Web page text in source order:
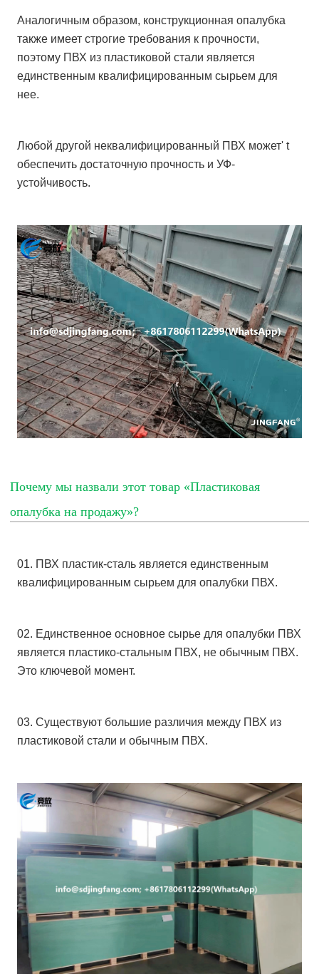
Аналогичным образом, конструкционная опалубка
также имеет строгие требования к прочности,
поэтому ПВХ из пластиковой стали является
единственным квалифицированным сырьем для
нее.
Любой другой неквалифицированный ПВХ может' t
обеспечить достаточную прочность и УФ-
устойчивость.
Почему мы назвали этот товар «Пластиковая
опалубка на продажу»?
01. ПВХ пластик-сталь является единственным
квалифицированным сырьем для опалубки ПВХ.
02. Единственное основное сырье для опалубки ПВХ
является пластико-стальным ПВХ, не обычным ПВХ.
Это ключевой момент.
03. Существуют большие различия между ПВХ из
пластиковой стали и обычным ПВХ.